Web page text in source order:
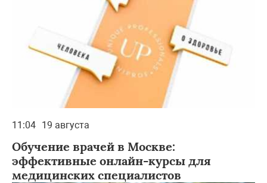
11:04 19 августа
Обучение врачей в Москве:
эффективные онлайн-курсы для
медицинских специалистов